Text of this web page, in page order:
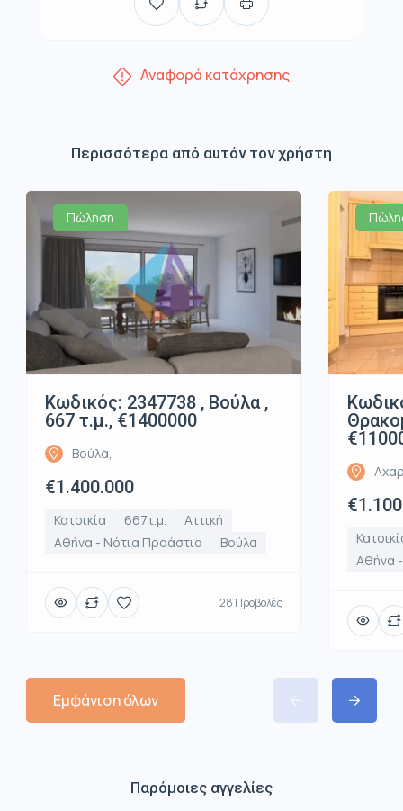
Αναφορά κατάχρησης
Περισσότερα από αυτόν τον χρήστη
Πώληση
Κωδικός: 2347738 , Βούλα ,
667 τ.μ., €1400000
Βούλα,
€1.400.000
Κατοικία 667τ.μ.
Αττική
Αθήνα - Νότια Προάστια
Βούλα
28 Προβολές
Αθήνα
Εμφάνιση όλων
Παρόμοιες αγγελίες